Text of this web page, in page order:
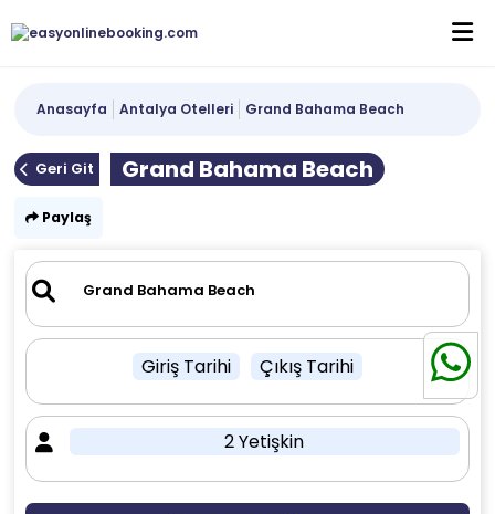
Anasayfa Antalya Otelleri Grand Bahama Beach
Geri Git Grand Bahama Beach
Paylaş
Giriş Tarihi Çıkış Tarihi
2 Yetişkin